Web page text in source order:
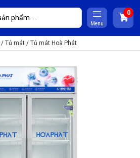
Menu
/ Tủ mát / Tủ mát Hoà Phát